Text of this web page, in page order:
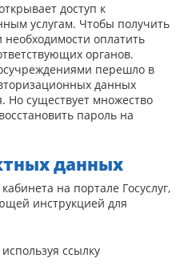
доступ к
услугам. Чтобы получить
оплатить
органов.
перешло в
данных
Но существует множество
пароль на
данных
на портале Госуслуг,
инструкцией для
ссылку